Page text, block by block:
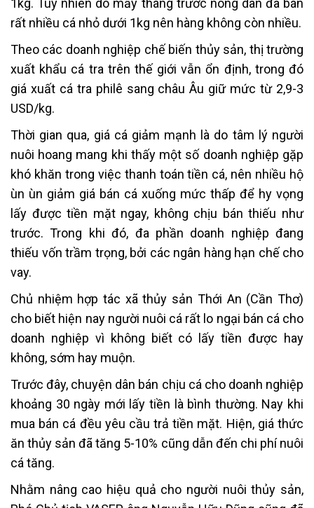
rất nhiều cá nhỏ dưới 1kg nên hàng không còn nhiều.
Theo các doanh nghiệp chế biến thủy sản, thị trường
xuất khẩu cá tra trên thế giới vẫn ổn định, trong đó
giá xuất cá tra philê sang châu Âu giữ mức từ 2,9-3
USD/kg.
Thời gian qua, giá cá giảm mạnh là do tâm lý người
nuôi hoang mang khi thấy một số doanh nghiệp gặp
khó khăn trong việc thanh toán tiền cá, nên nhiều hộ
ùn ùn giảm giá bán cá xuống mức thấp để hy vọng
lấy được tiền mặt ngay, không chịu bán thiếu như
trước. Trong khi đó, đa phần doanh nghiệp đang
thiếu vốn trầm trọng, bởi các ngân hàng hạn chế cho
vay.
Chủ nhiệm hợp tác xã thủy sản Thới An (Cần Thơ)
cho biết hiện nay người nuôi cá rất lo ngại bán cá cho
doanh nghiệp vì không biết có lấy tiền được hay
không, sớm hay muộn.
Trước đây, chuyện dân bán chịu cá cho doanh nghiệp
khoảng 30 ngày mới lấy tiền là bình thường. Nay khi
mua bán cá đều yêu cầu trả tiền mặt. Hiện, giá thức
ăn thủy sản đã tăng 5-10% cũng dẫn đến chi phí nuôi
cá tăng.
Nhằm nâng cao hiệu quả cho người nuôi thủy sản,